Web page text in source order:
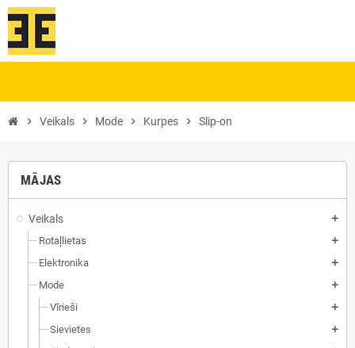
chevron_right Veikals chevron_right Mode chevron_right Kurpes chevron_right Slip-on
MĀJAS
Veikals add
Rotaļlietas add
Elektronika add
Mode add
Vīrieši add
Sievietes add